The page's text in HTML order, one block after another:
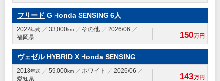
フリード G Honda SENSING 6人
2022年式 33,000km その他
2026/06
福岡県
150万円
ヴェゼルHYBRID X Honda SENSING
2018年式 59,000km ホワイト
2026/06
愛知県
143万円